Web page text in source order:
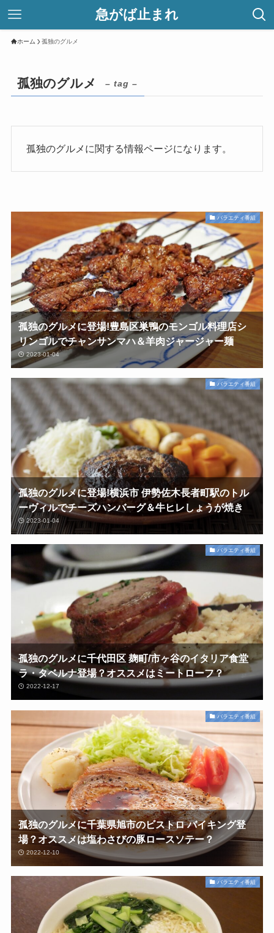
急がば止まれ
ホーム 孤独のグルメ
孤独のグルメ – tag –
孤独のグルメに関する情報ページになります。
バラエティ番組
孤独のグルメに登場!豊島区巣鴨のモンゴル料理店シ
リンゴルでチャンサンマハ＆羊肉ジャージャー麺
2023-01-04
バラエティ番組
孤独のグルメに登場!横浜市 伊勢佐木長者町駅のトル
ーヴィルでチーズハンバーグ＆牛ヒレしょうが焼き
2023-01-04
バラエティ番組
孤独のグルメに千代田区 麹町/市ヶ谷のイタリア食堂
ラ・タベルナ登場？オススメはミートローフ？
2022-12-17
バラエティ番組
孤独のグルメに千葉県旭市のビストロ バイキング登
場？オススメは塩わさびの豚ロースソテー？
2022-12-10
バラエティ番組